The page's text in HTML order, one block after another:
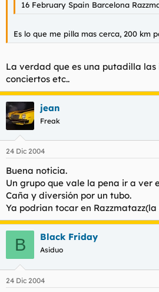
16 February Spain Barcelona
Es lo que me pilla mas cerca, 200 km
La verdad que es una putadilla
conciertos etc..
jean
Freak
24 Dic 2004
Buena noticia.
Un grupo que vale la pena ir a ver
Caña y diversión por un tubo.
Ya podrian tocar en Razzmatazz(la
B Black Friday
Asiduo
24 Dic 2004